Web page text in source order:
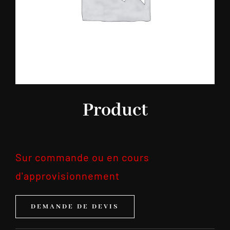
Product
Sur commande ou en cours
d'approvisionnement
DEMANDE DE DEVIS